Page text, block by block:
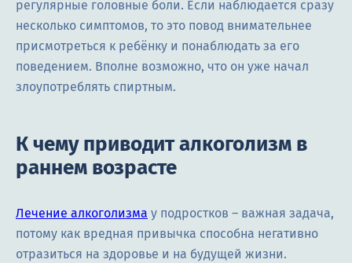
регулярные головные боли. Если наблюдается сразу
несколько симптомов, то это повод внимательнее
присмотреться к ребёнку и понаблюдать за его
поведением. Вполне возможно, что он уже начал
злоупотреблять спиртным.
К чему приводит алкоголизм в
раннем возрасте
Лечение алкоголизма у подростков – важная задача,
потому как вредная привычка способна негативно
отразиться на здоровье и на будущей жизни.